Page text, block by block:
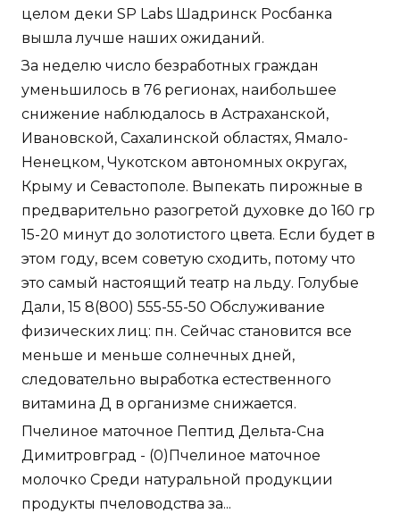
целом деки SP Labs Шадринск Росбанка
вышла лучше наших ожиданий.
За неделю число безработных граждан
уменьшилось в 76 регионах, наибольшее
снижение наблюдалось в Астраханской,
Ивановской, Сахалинской областях, Ямало-
Ненецком, Чукотском автономных округах,
Крыму и Севастополе. Выпекать пирожные в
предварительно разогретой духовке до 160 гр
15-20 минут до золотистого цвета. Если будет в
этом году, всем советую сходить, потому что
это самый настоящий театр на льду. Голубые
Дали, 15 8(800) 555-55-50 Обслуживание
физических лиц: пн. Сейчас становится все
меньше и меньше солнечных дней,
следовательно выработка естественного
витамина Д в организме снижается.
Пчелиное маточное Пептид Дельта-Сна
Димитровград - (0)Пчелиное маточное
молочко Среди натуральной продукции
продукты пчеловодства за...